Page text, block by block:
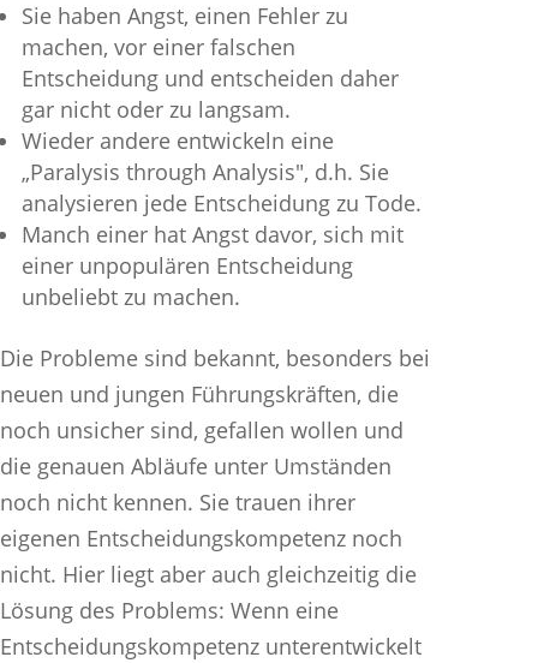
Sie haben Angst, einen Fehler zu
machen, vor einer falschen
Entscheidung und entscheiden daher
gar nicht oder zu langsam.
Wieder andere entwickeln eine
„Paralysis through Analysis", d.h. Sie
analysieren jede Entscheidung zu Tode.
Manch einer hat Angst davor, sich mit
einer unpopulären Entscheidung
unbeliebt zu machen.
Die Probleme sind bekannt, besonders bei
neuen und jungen Führungskräften, die
noch unsicher sind, gefallen wollen und
die genauen Abläufe unter Umständen
noch nicht kennen. Sie trauen ihrer
eigenen Entscheidungskompetenz noch
nicht. Hier liegt aber auch gleichzeitig die
Lösung des Problems: Wenn eine
Entscheidungskompetenz unterentwickelt